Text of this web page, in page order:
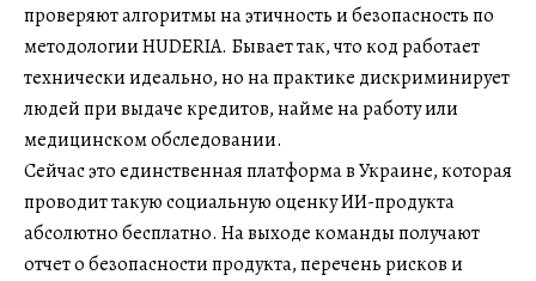
проверяют алгоритмы на этичность и безопасность по
методологии HUDERIA. Бывает так, что код работает
технически идеально, но на практике дискриминирует
людей при выдаче кредитов, найме на работу или
медицинском обследовании.
Сейчас это единственная платформа в Украине, которая
проводит такую социальную оценку ИИ-продукта
абсолютно бесплатно. На выходе команды получают
отчет о безопасности продукта, перечень рисков и